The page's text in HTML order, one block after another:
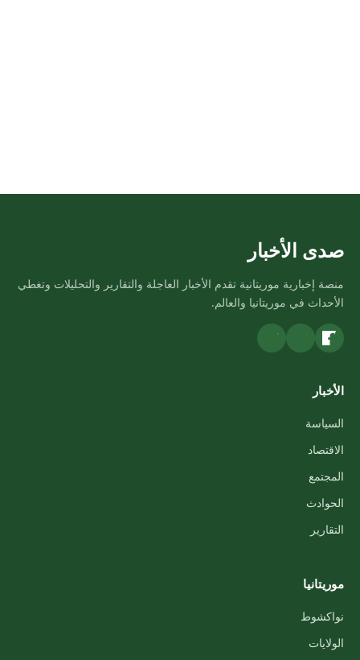
صدى الأخبار
منصة إخبارية موريتانية تقدم الأخبار العاجلة والتقارير والتحليلات وتغطي
الأحداث في موريتانيا والعالم.
الأخبار
السياسة
الاقتصاد
المجتمع
الحوادث
التقارير
موريتانيا
نواكشوط
الولايات